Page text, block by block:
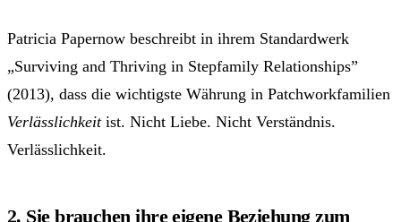
Patricia Papernow beschreibt in ihrem Standardwerk
„Surviving and Thriving in Stepfamily Relationships”
(2013), dass die wichtigste Währung in Patchworkfamilien
Verlässlichkeitist. Nicht Liebe. Nicht Verständnis.
Verlässlichkeit.
2. Sie brauchen ihre eigene Beziehung zum